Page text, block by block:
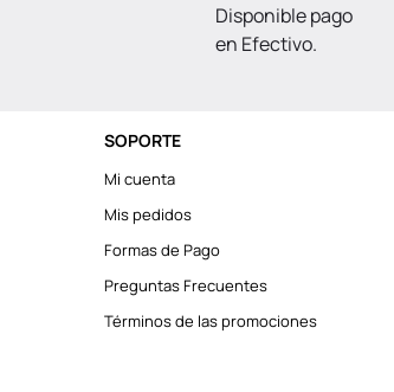
Disponible pago
en Efectivo.
SOPORTE
Mi cuenta
Mis pedidos
Formas de Pago
Preguntas Frecuentes
Términos de las promociones